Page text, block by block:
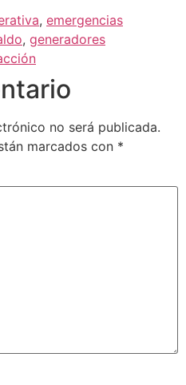
, emergencias
, generadores
no será publicada.
marcados con *